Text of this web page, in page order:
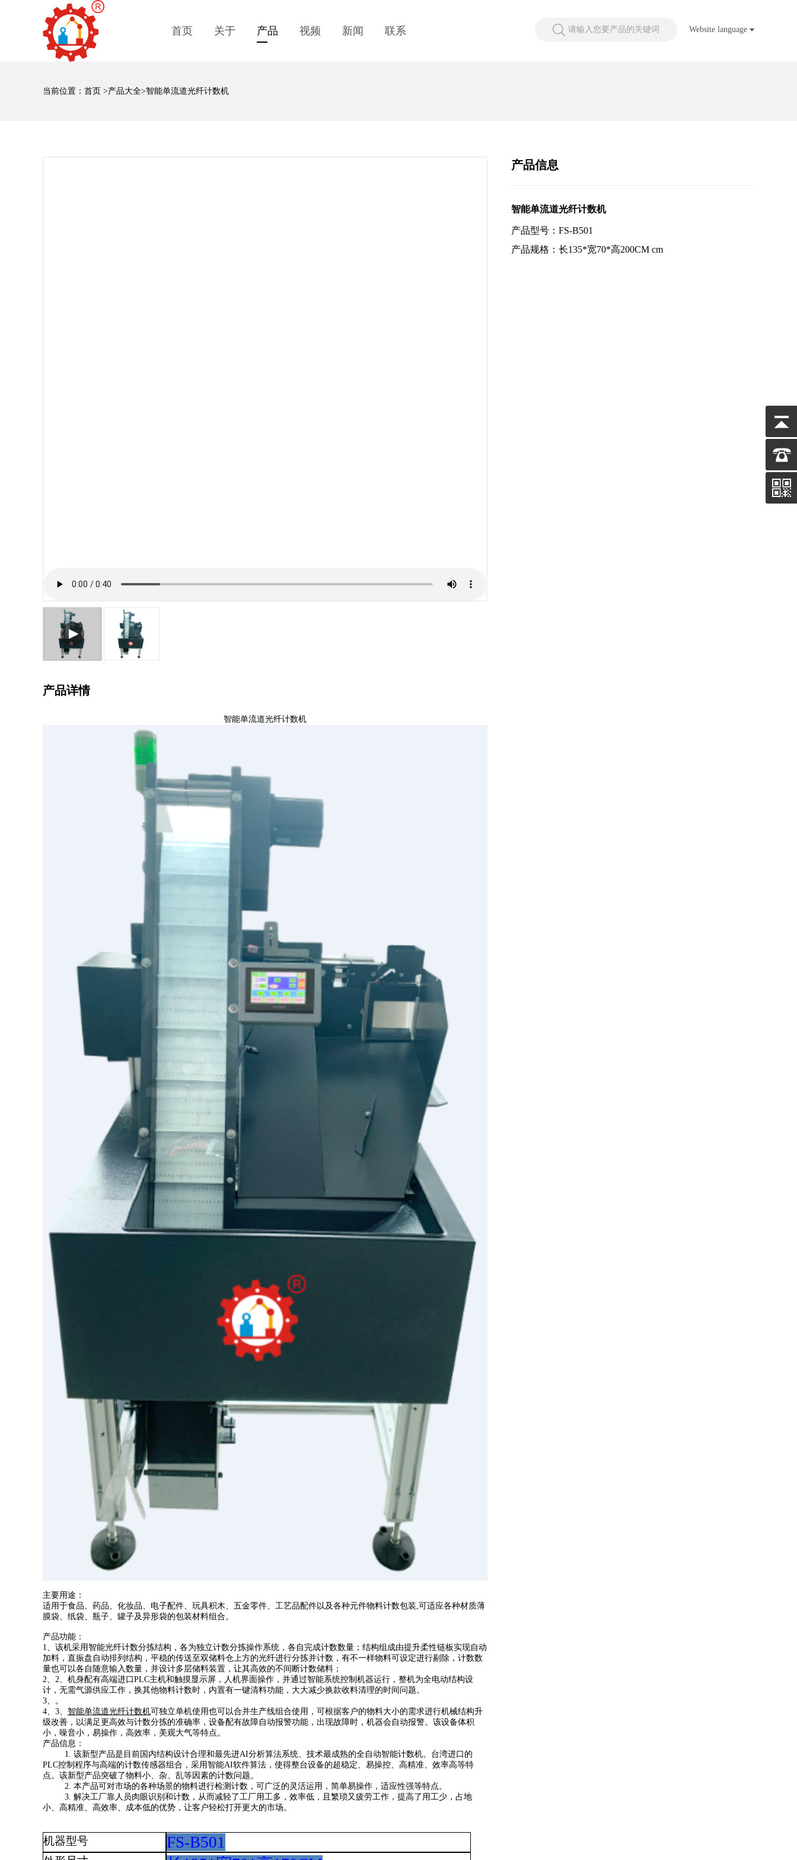
首页 关于 产品 视频 新闻 联系 请输入您要产品的关键词 Website language
当前位置： 首页 >产品大全>智能单流道光纤计数机
产品详情
智能单流道光纤计数机
主要用途：
适用于食品、药品、化妆品、电子配件、玩具积木、五金零件、工艺品配件以及各种元件物料计数包装,可适应各种材质薄
膜袋、纸袋、瓶子、罐子及异形袋的包装材料组合。
产品功能：
1、该机采用智能光纤计数分拣结构，各为独立计数分拣操作系统，各自完成计数数量；结构组成由提升柔性链板实现自动
加料，直振盘自动排列结构，平稳的传送至双储料仓上方的光纤进行分拣并计数，有不一样物料可设定进行剔除，计数数
量也可以各自随意输入数量，并设计多层储料装置，让其高效的不间断计数储料；
2、 2、机身配有高端进口 PLC主机和触摸显示屏，人机界面操作，并通过智能系统控制机器运行，整机为全电动结构设
计，无需气源供应工作，换其他物料计数时，内置有一键清料功能，大大减少换款收料清理的时间问题。
3、。
4、 3、 智能单流道光纤计数机可独立单机使用也可以合并生产线组合使用，可根据客户的物料大小的需求进行机械结构升
级改善，以满足更高效与计数分拣的准确率，设备配有故障自动报警功能，出现故障时，机器会自动报警。该设备体积
小，噪音小，易操作，高效率，美观大气等特点。
产品信息：
1. 该新型产品是目前国内结构设计合理和最先进AI分析算法系统、技术最成熟的全自动智能计数机。台湾进口的
PLC控制程序与高端的计数传感器组合，采用智能AI软件算法，使得整台设备的超稳定、易操控、高精准、效率高等特
点。该新型产品突破了物料小、杂、乱等因素的计数问题。
2. 本产品可对市场的各种场景的物料进行检测计数，可广泛的灵活运用，简单易操作，适应性强等特点。
3. 解决工厂靠人员肉眼识别和计数，从而减轻了工厂用工多，效率低，且繁琐又疲劳工作，提高了用工少，占地
小、高精准、高效率、成本低的优势，让客户轻松打开更大的市场。
机器型号 FS-B501
产品信息
智能单流道光纤计数机
产品型号：FS-B501
产品规格：长135*宽70*高200CM cm